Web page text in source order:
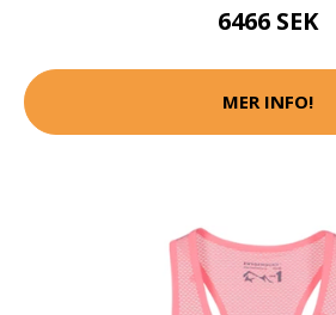
6466 SEK
MER INFO!